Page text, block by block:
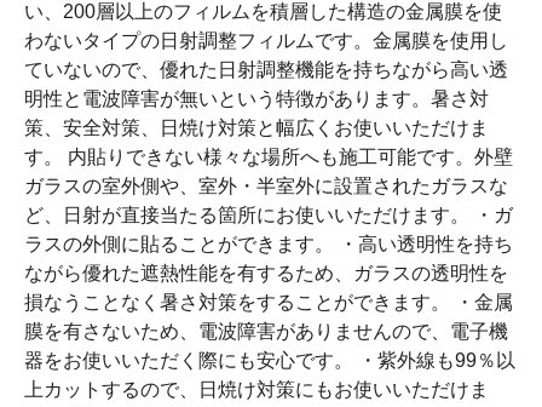
い、200層以上のフィルムを積層した構造の金属膜を使
わないタイプの日射調整フィルムです。金属膜を使用し
ていないので、優れた日射調整機能を持ちながら高い透
明性と電波障害が無いという特徴があります。暑さ対
策、安全対策、日焼け対策と幅広くお使いいただけま
す。 内貼りできない様々な場所へも施工可能です。外壁
ガラスの室外側や、室外・半室外に設置されたガラスな
ど、日射が直接当たる箇所にお使いいただけます。 ・ガ
ラスの外側に貼ることができます。 ・高い透明性を持ち
ながら優れた遮熱性能を有するため、ガラスの透明性を
損なうことなく暑さ対策をすることができます。 ・金属
膜を有さないため、電波障害がありませんので、電子機
器をお使いいただく際にも安心です。 ・紫外線も99％以
上カットするので、日焼け対策にもお使いいただけま